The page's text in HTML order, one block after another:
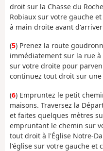
droit sur la Chasse du
Robiaux sur votre gauche
à main droite avant
(5) Prenez la route
immédiatement sur la rue
sur votre droite pour
continuez tout droit sur
(6) Empruntez le petit
maisons. Traversez la
et faites quelques mètres
empruntant le chemin sur
tout droit à l'Église Notre-
l'église sur votre gauche et